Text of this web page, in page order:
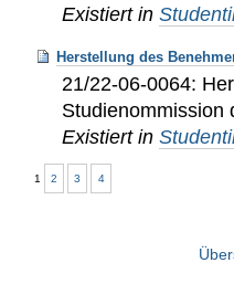
Existiert in
Herstellung des
21/22-06-0064:
Studienommission
Existiert in
1 2 3 4